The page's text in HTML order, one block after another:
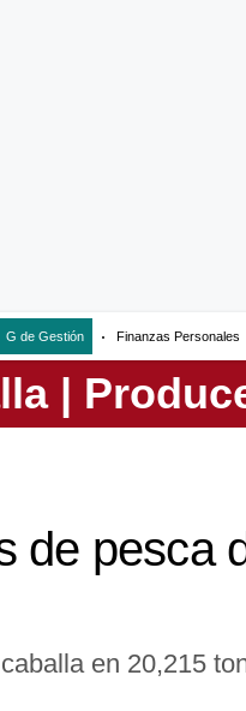
G de Gestión Finanzas Personales
de pesca
en 20,215